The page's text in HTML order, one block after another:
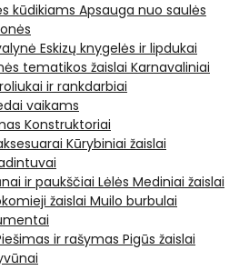
kūdikiams Apsauga nuo saulės
Eskizų knygelės ir lipdukai
tematikos žaislai Karnavaliniai
ir rankdarbiai
vaikams
Konstruktoriai
Kūrybiniai žaislai
ir paukščiai Lėlės Mediniai žaislai
žaislai Muilo burbulai
ir rašymas Pigūs žaislai